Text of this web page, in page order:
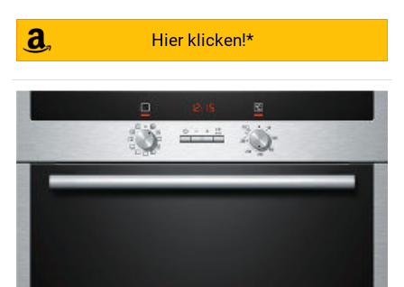
Hier klicken!*